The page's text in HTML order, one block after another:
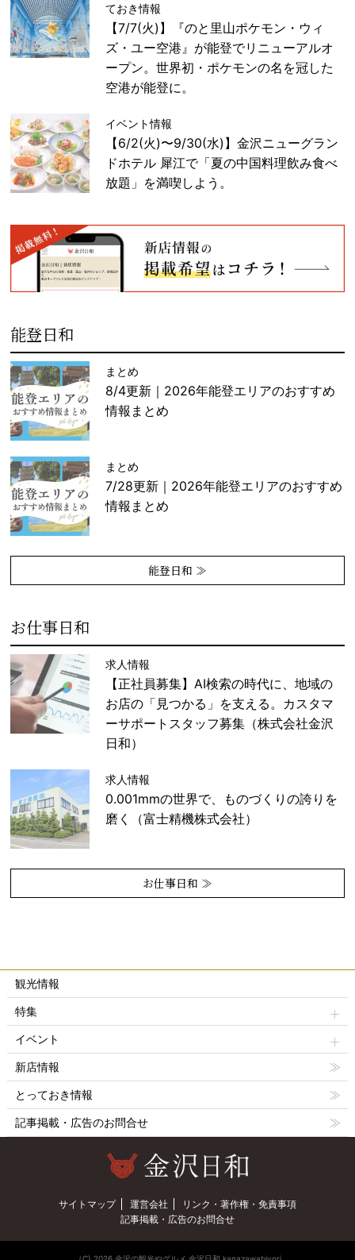
ておき情報
【7/7(火)】『のと里山ポケモン・ウィ
ズ・ユー空港』が能登でリニューアルオ
ープン。世界初・ポケモンの名を冠した
空港が能登に。
イベント情報
【6/2(火)〜9/30(水)】金沢ニューグラン
ドホテル 犀江で「夏の中国料理飲み食べ
放題」を満喫しよう。
能登日和
まとめ
8/4更新｜2026年能登エリアのおすすめ
情報まとめ
まとめ
7/28更新｜2026年能登エリアのおすすめ
情報まとめ
能登日和 ≫
お仕事日和
求人情報
【正社員募集】AI検索の時代に、地域の
お店の「見つかる」を支える。カスタマ
ーサポートスタッフ募集（株式会社金沢
日和）
求人情報
0.001mmの世界で、ものづくりの誇りを
磨く（富士精機株式会社）
お仕事日和 ≫
観光情報
特集
イベント
新店情報
とっておき情報
記事掲載・広告のお問合せ
サイトマップ 運営会社
リンク・著作権・免責事項
記事掲載・広告のお問合せ